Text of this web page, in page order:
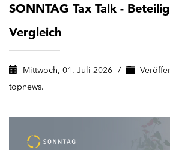
SONNTAG Tax Talk -
Vergleich
Mittwoch, 01. Juli 2026 /
topnews.